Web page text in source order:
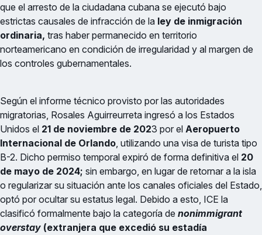
que el arresto de la ciudadana cubana se ejecutó bajo
estrictas causales de infracción de la ley de inmigración
ordinaria, tras haber permanecido en territorio
norteamericano en condición de irregularidad y al margen de
los controles gubernamentales.
Según el informe técnico provisto por las autoridades
migratorias, Rosales Aguirreurreta ingresó a los Estados
Unidos el 21 de noviembre de 2023 por el Aeropuerto
Internacional de Orlando, utilizando una visa de turista tipo
B-2. Dicho permiso temporal expiró de forma definitiva el 20
de mayo de 2024; sin embargo, en lugar de retornar a la isla
o regularizar su situación ante los canales oficiales del Estado,
optó por ocultar su estatus legal. Debido a esto, ICE la
clasificó formalmente bajo la categoría de nonimmigrant
overstay (extranjera que excedió su estadía